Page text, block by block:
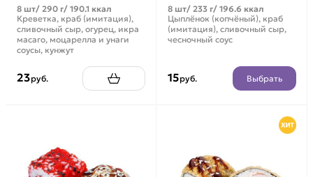
8 шт/ 290 г/ 190.1 ккал
Креветка, краб (имитация),
сливочный сыр, огурец, икра
масаго, моцарелла и унаги
соусы, кунжут
23руб.
8 шт/ 233 г/ 196.6 ккал
Цыплёнок (копчёный), краб
(имитация), сливочный сыр,
чесночный соус
15руб. Выбрать